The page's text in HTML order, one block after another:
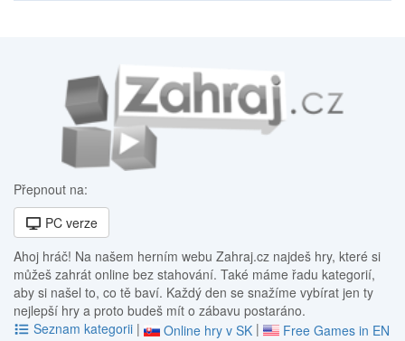
Přepnout na:
PC verze
Ahoj hráč! Na našem herním webu Zahraj.cz najdeš hry, které si
můžeš zahrát online bez stahování. Také máme řadu kategorií,
aby si našel to, co tě baví. Každý den se snažíme vybírat jen ty
nejlepší hry a proto budeš mít o zábavu postaráno.
Seznam kategorii | Online hry v SK |
Free Games in EN